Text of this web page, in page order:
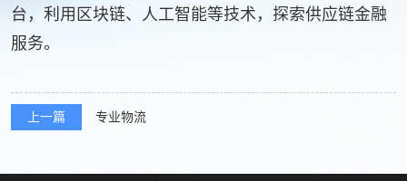
台，利用区块链、人工智能等技术，探索供应链金融
服务。
上一篇 专业物流